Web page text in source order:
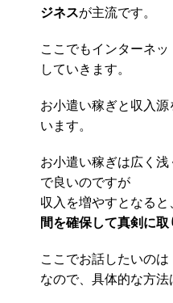
ジネスが主流です。
ここでもインターネ
していきます。
お小遣い稼ぎと収入
います。
お小遣い稼ぎは広く
で良いのですが
収入を増やすとなると
間を確保して真剣に
ここでお話したいの
なので、具体的な方法